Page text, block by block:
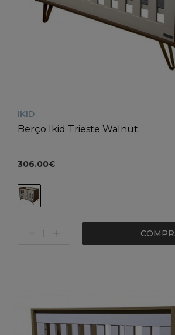
IKID
Berço Ikid Trieste Walnut
306.00€